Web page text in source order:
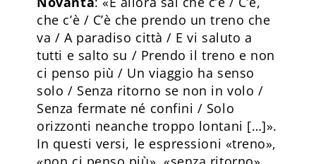
che c’è / C’è che prendo un treno che
va / A paradiso città / E vi saluto a
tutti e salto su / Prendo il treno e non
ci penso più / Un viaggio ha senso
solo / Senza ritorno se non in volo /
Senza fermate né confini / Solo
orizzonti neanche troppo lontani […]».
In questi versi, le espressioni «treno»,